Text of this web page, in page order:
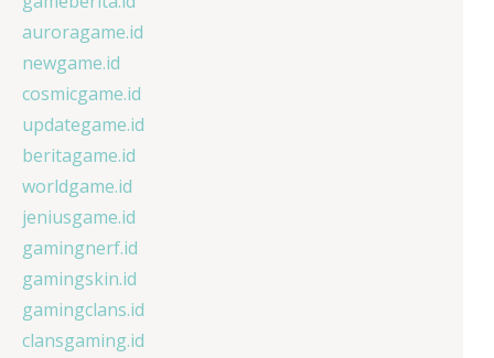
auroragame.id
newgame.id
cosmicgame.id
updategame.id
beritagame.id
worldgame.id
jeniusgame.id
gamingnerf.id
gamingskin.id
gamingclans.id
clansgaming.id